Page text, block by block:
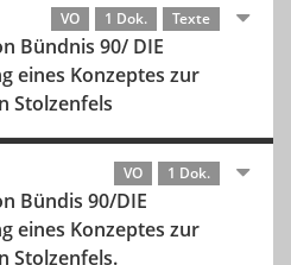
VO 1 Dok. Texte
Bündnis 90/ DIE
eines Konzeptes zur
Stolzenfels
VO 1 Dok.
Bündis 90/DIE
eines Konzeptes zur
Stolzenfels.